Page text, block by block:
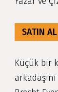
SATIN AL
Küçük bir